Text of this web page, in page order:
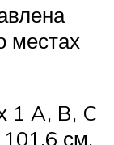
местах
1 A, B, C
101,6 см.